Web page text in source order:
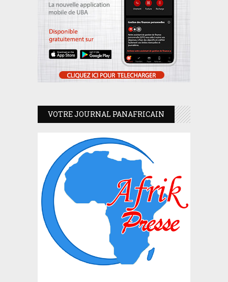
VOTRE JOURNAL PANAFRICAIN